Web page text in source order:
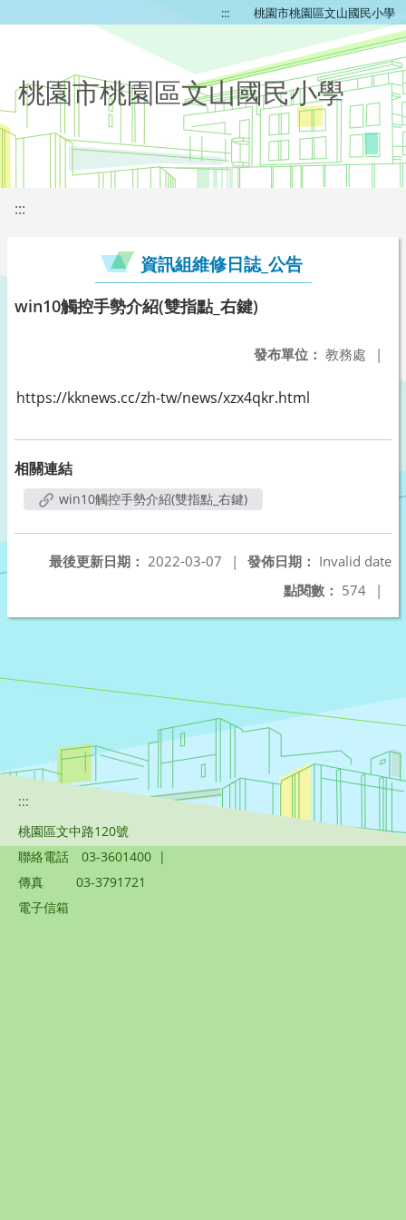
::: 桃園市桃園區文山國民小學
桃園市桃園區文山國民小學
:::
資訊組維修日誌_公告
win10觸控手勢介紹(雙指點_右鍵)
發布單位： 教務處 |
https://kknews.cc/zh-tw/news/xzx4qkr.html
相關連結
win10觸控手勢介紹(雙指點_右鍵)
發佈日期： Invalid date
最後更新日期： 2022-03-07
|
點閱數： 574 |
:::
桃園區文中路120號
聯絡電話
03-3601400 |
傳真
03-3791721
電子信箱